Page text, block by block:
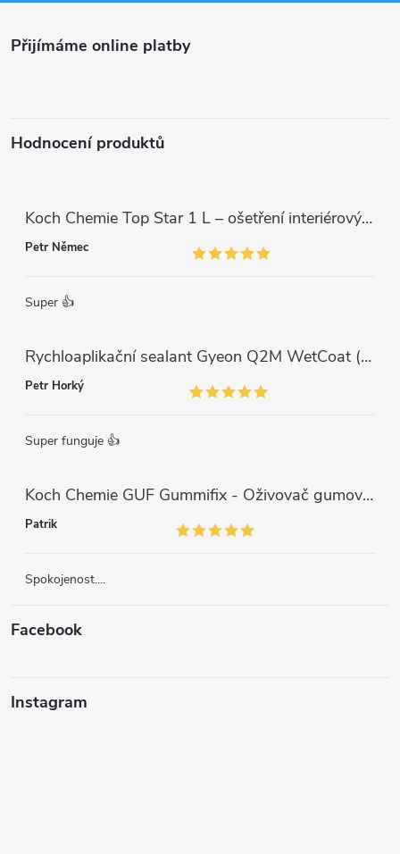
Přijímáme online platby
Hodnocení produktů
Koch Chemie Top Star 1 L – ošetření interiérových plastů, ochrana a matný vzhled
Petr Němec
Super 👍
Rychloaplikační sealant Gyeon Q2M WetCoat (1 L)
Petr Horký
Super funguje 👍
Koch Chemie GUF Gummifix - Oživovač gumových koberců (1000ml)
Patrik
Spokojenost....
Facebook
Instagram